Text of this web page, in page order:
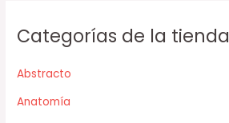
Categorías de la tienda
Abstracto
Anatomía